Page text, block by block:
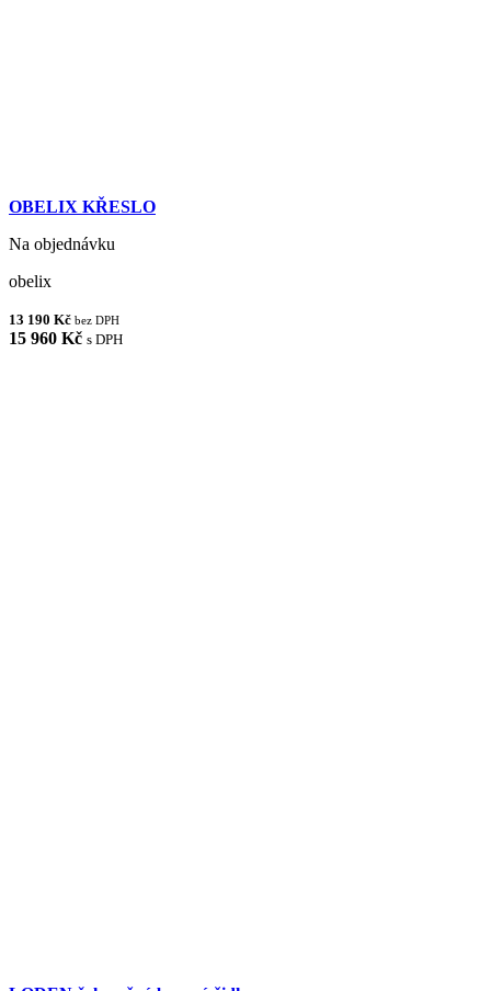
OBELIX KŘESLO
Na objednávku
obelix
13 190 Kč bez DPH
15 960 Kč s DPH